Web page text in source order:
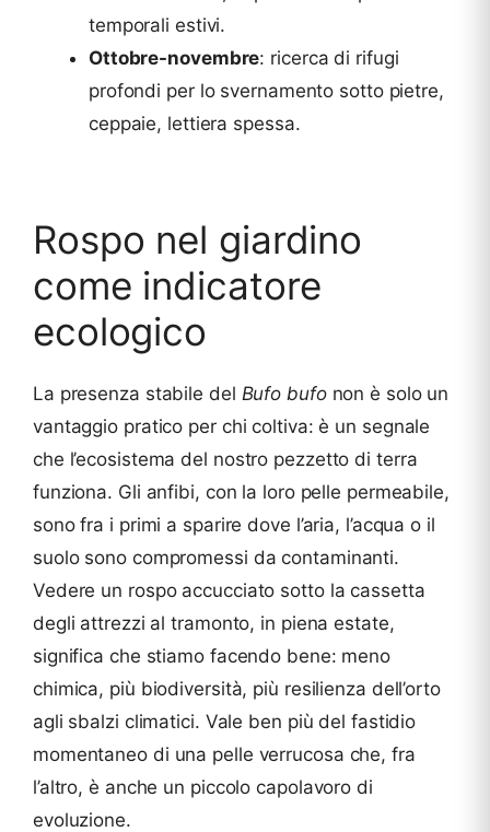
temporali estivi.
Ottobre-novembre: ricerca di rifugi
profondi per lo svernamento sotto pietre,
ceppaie, lettiera spessa.
Rospo nel giardino
come indicatore
ecologico
La presenza stabile del Bufo bufonon è solo un
vantaggio pratico per chi coltiva: è un segnale
che l’ecosistema del nostro pezzetto di terra
funziona. Gli anfibi, con la loro pelle permeabile,
sono fra i primi a sparire dove l’aria, l’acqua o il
suolo sono compromessi da contaminanti.
Vedere un rospo accucciato sotto la cassetta
degli attrezzi al tramonto, in piena estate,
significa che stiamo facendo bene: meno
chimica, più biodiversità, più resilienza dell’orto
agli sbalzi climatici. Vale ben più del fastidio
momentaneo di una pelle verrucosa che, fra
l’altro, è anche un piccolo capolavoro di
evoluzione.